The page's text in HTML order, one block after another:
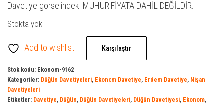
Davetiye görselindeki MÜHÜR FİYATA DAHİL DEĞİLDİR.
Stokta yok
Add to wishlist Karşılaştır
Stok kodu: Ekonom-9162
Kategoriler: Düğün Davetiyeleri, Ekonom Davetiye, Erdem Davetiye, Nişan
Davetiyeleri
Etiketler: Davetiye, Düğün, Düğün Davetiyeleri, Düğün Davetiyesi, Ekonom,